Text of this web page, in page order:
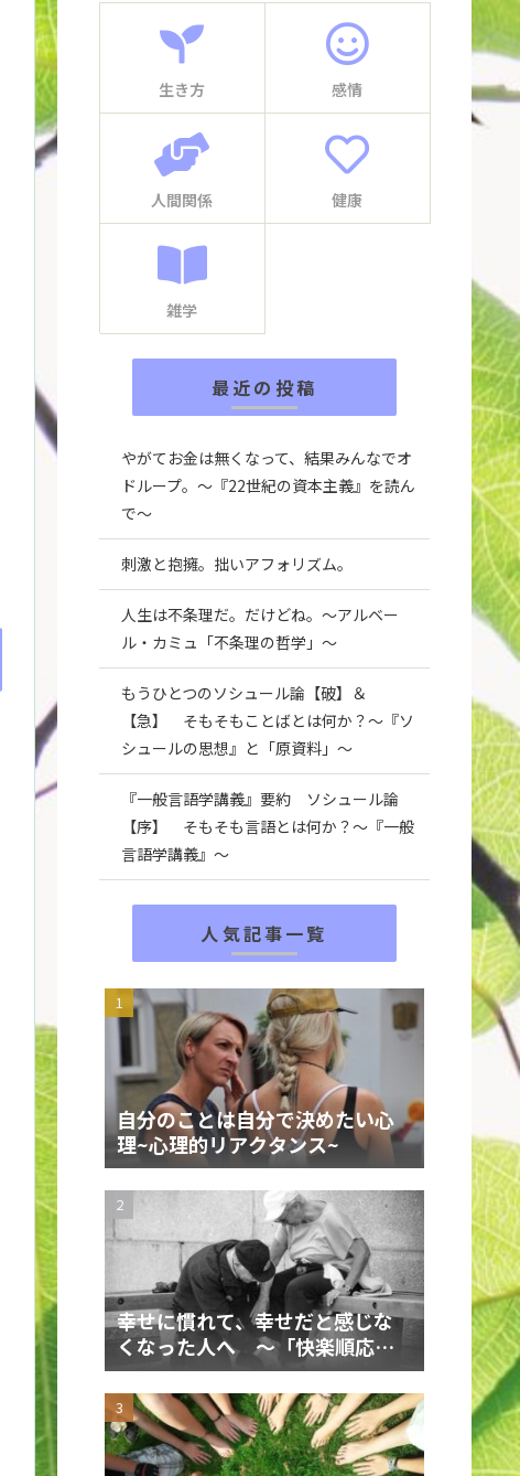
生き方 感情
人間関係 健康
雑学
最近の投稿
やがてお金は無くなって、結果みんなでオ
ドループ。～『22世紀の資本主義』を読ん
で～
刺激と抱擁。拙いアフォリズム。
人生は不条理だ。だけどね。～アルベー
ル・カミュ「不条理の哲学」～
もうひとつのソシュール論【破】＆
【急】 そもそもことばとは何か？～『ソ
シュールの思想』と「原資料」～
『一般言語学講義』要約 ソシュール論
【序】 そもそも言語とは何か？～『一般
言語学講義』～
人気記事一覧
自分のことは自分で決めたい心
理~心理的リアクタンス~
幸せに慣れて、幸せだと感じな
くなった人へ ～「快楽順応」
を飼いならす～